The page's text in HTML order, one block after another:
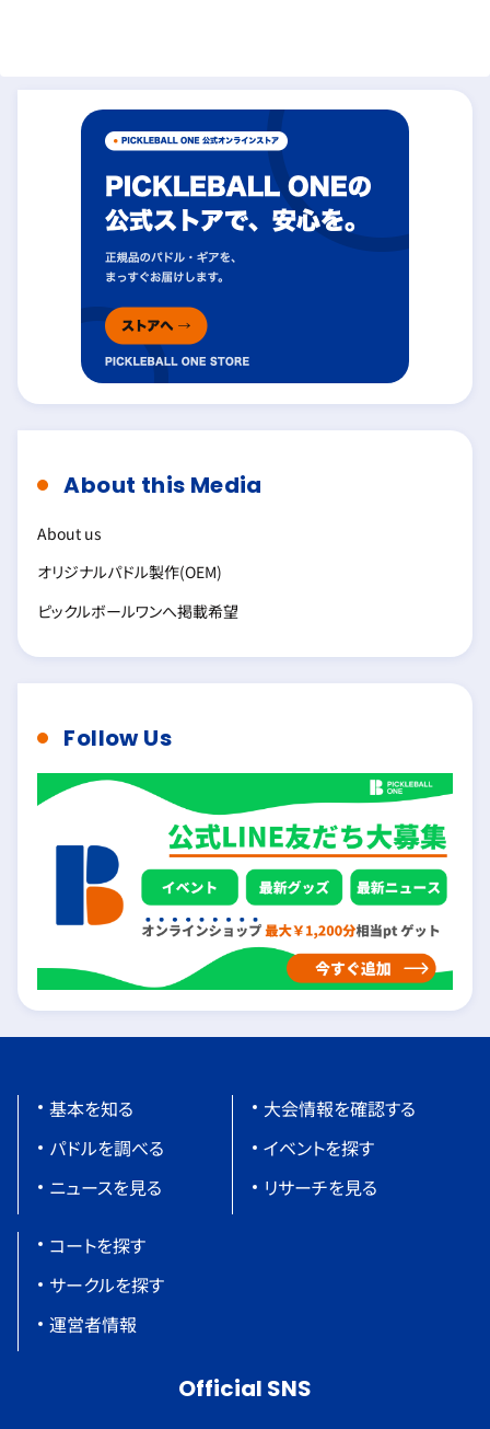
About this Media
About us
オリジナルパドル製作(OEM)
ピックルボールワンへ掲載希望
Follow Us
基本を知る
パドルを調べる
ニュースを見る
大会情報を確認する
イベントを探す
リサーチを見る
コートを探す
サークルを探す
運営者情報
Official SNS